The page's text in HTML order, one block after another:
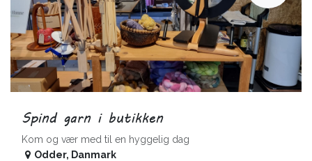
Spind garn i butikken
Kom og vær med til en hyggelig dag
Odder, Danmark